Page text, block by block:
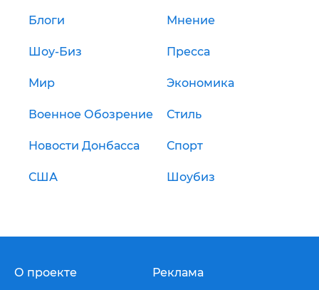
Блоги Мнение
Шоу-Биз Пресса
Мир Экономика
Военное Обозрение Стиль
Новости Донбасса Спорт
США Шоубиз
О проекте Реклама